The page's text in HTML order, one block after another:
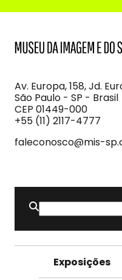
Imagem
e
do
Som
Av. Europa, 158, Jd.
São Paulo - SP - Brasil
CEP 01449-000
+55 (11) 2117-4777
faleconosco@mis-
Buscar
por:
Exposições